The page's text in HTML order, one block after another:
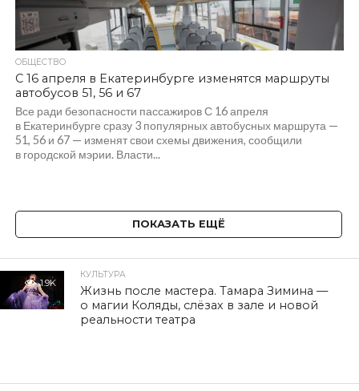
ОБЩЕСТВО
С 16 апреля в Екатеринбурге изменятся маршруты
автобусов 51, 56 и 67
Все ради безопасности пассажиров С 16 апреля
в Екатеринбурге сразу 3 популярных автобусных маршрута —
51, 56 и 67 — изменят свои схемы движения, сообщили
в городской мэрии. Власти...
ПОКАЗАТЬ ЕЩЁ
1.9K
КУЛЬТУРА
Жизнь после мастера. Тамара Зимина —
о магии Коляды, слёзах в зале и новой
реальности театра